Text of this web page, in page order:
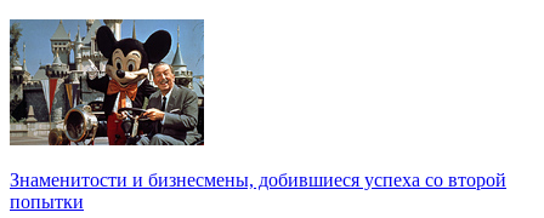
Знаменитости и бизнесмены, добившиеся успеха со второй
попытки